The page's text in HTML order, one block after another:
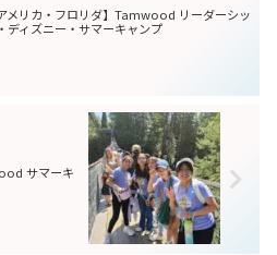
アメリカ・フロリダ】Tamwood リーダーシッ
ディズニー・サマーキャンプ
サマーキ